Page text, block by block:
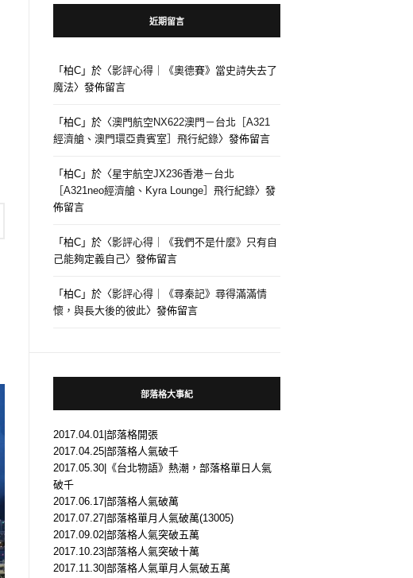
近期留言
「柏C 」於〈影評心得｜《奧德賽》當史詩失去了
魔法〉發佈留言
「柏C 」於〈澳門航空NX622澳門－台北［A321
經濟艙、澳門環亞貴賓室］飛行紀錄〉發佈留言
「柏C 」於〈星宇航空JX236香港－台北
［A321neo經濟艙、Kyra Lounge］飛行紀錄〉發
佈留言
「柏C 」於〈影評心得｜《我們不是什麼》只有自
己能夠定義自己〉發佈留言
「柏C 」於〈影評心得｜《尋秦記》尋得滿滿情
懷，與長大後的彼此〉發佈留言
部落格大事紀
2017.04.01|部落格開張
2017.04.25|部落格人氣破千
2017.05.30|《台北物語》熱潮，部落格單日人氣
破千
2017.06.17|部落格人氣破萬
2017.07.27|部落格單月人氣破萬(13005)
2017.09.02|部落格人氣突破五萬
2017.10.23|部落格人氣突破十萬
2017.11.30|部落格人氣單月人氣破五萬